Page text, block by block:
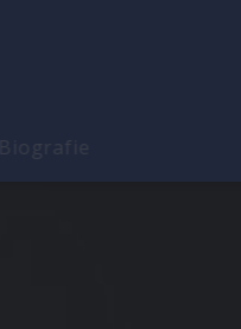
Biografie